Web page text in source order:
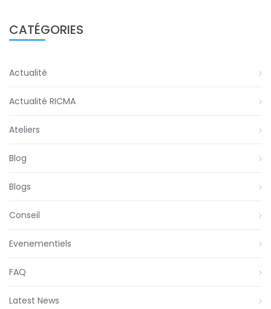
CATÉGORIES
Actualité
Actualité RICMA
Ateliers
Blog
Blogs
Conseil
Evenementiels
FAQ
Latest News